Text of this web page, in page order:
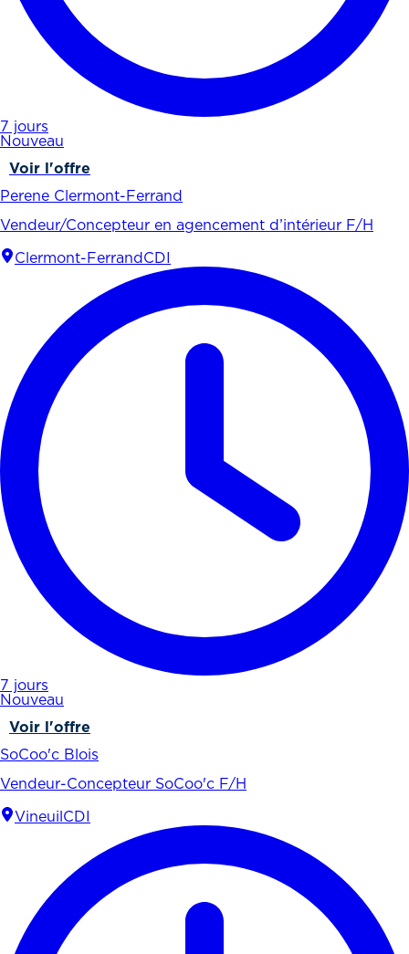
7 jours
Nouveau
Voir l'offre
Perene Clermont-Ferrand
Vendeur/Concepteur en agencement d’intérieur F/H
Clermont-Ferrand CDI
7 jours
Nouveau
Voir l'offre
SoCoo'c Blois
Vendeur-Concepteur SoCoo'c F/H
Vineuil CDI